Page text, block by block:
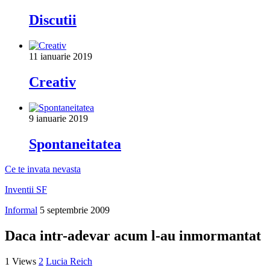
Discutii
11 ianuarie 2019
Creativ
9 ianuarie 2019
Spontaneitatea
Ce te invata nevasta
Inventii SF
Informal 5 septembrie 2009
Daca intr-adevar acum l-au inmormantat
1 Views 2 Lucia Reich